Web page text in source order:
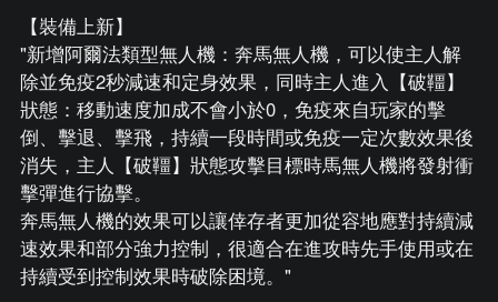
【裝備上新】
"新增阿爾法類型無人機：奔馬無人機，可以使主人解
除並免疫2秒減速和定身效果，同時主人進入【破韁】
狀態：移動速度加成不會小於0，免疫來自玩家的擊
倒、擊退、擊飛，持續一段時間或免疫一定次數效果後
消失，主人【破韁】狀態攻擊目標時馬無人機將發射衝
擊彈進行協擊。
奔馬無人機的效果可以讓倖存者更加從容地應對持續減
速效果和部分強力控制，很適合在進攻時先手使用或在
持續受到控制效果時破除困境。"